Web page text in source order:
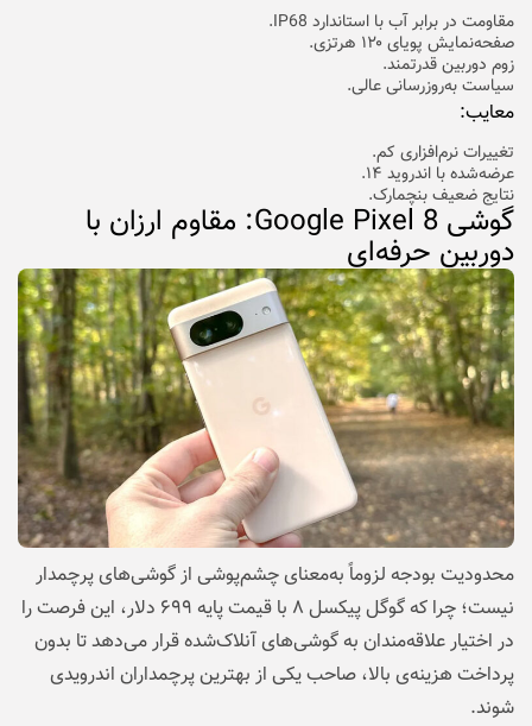
مقاومت در برابر آب با استاندارد IP68.
صفحه‌نمایش پویای ۱۲۰ هرتزی.
زوم دوربین قدرتمند.
سیاست به‌روزرسانی عالی.
معایب:
تغییرات نرم‌افزاری کم.
عرضه‌شده با اندروید ۱۴.
نتایج ضعیف بنچمارک.
گوشی Google Pixel 8: مقاوم ارزان با
دوربین حرفه‌ای
محدودیت بودجه لزوماً به‌معنای چشم‌پوشی از گوشی‌های پرچمدار
نیست؛ چرا که گوگل پیکسل ۸ با قیمت پایه ۶۹۹ دلار، این فرصت را
در اختیار علاقه‌مندان به گوشی‌های آنلاک‌شده قرار می‌دهد تا بدون
پرداخت هزینه‌ی بالا، صاحب یکی از بهترین پرچمداران اندرویدی
شوند.